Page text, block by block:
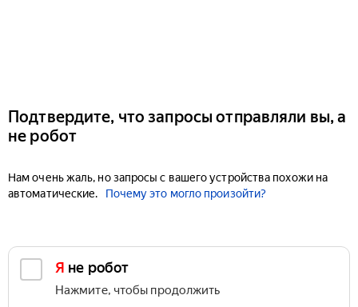
Подтвердите, что запросы отправляли вы, а
не робот
Нам очень жаль, но запросы с вашего устройства похожи на
автоматические.
Почему это могло произойти?
Я не робот
Нажмите, чтобы продолжить